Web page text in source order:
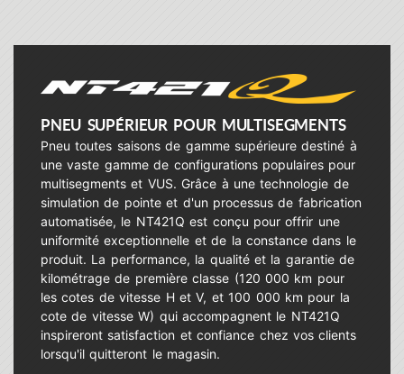
PNEU SUPÉRIEUR POUR MULTISEGMENTS
Pneu toutes saisons de gamme supérieure destiné à
une vaste gamme de configurations populaires pour
multisegments et VUS. Grâce à une technologie de
simulation de pointe et d'un processus de fabrication
automatisée, le NT421Q est conçu pour offrir une
uniformité exceptionnelle et de la constance dans le
produit. La performance, la qualité et la garantie de
kilométrage de première classe (120 000 km pour
les cotes de vitesse H et V, et 100 000 km pour la
cote de vitesse W) qui accompagnent le NT421Q
inspireront satisfaction et confiance chez vos clients
lorsqu'il quitteront le magasin.